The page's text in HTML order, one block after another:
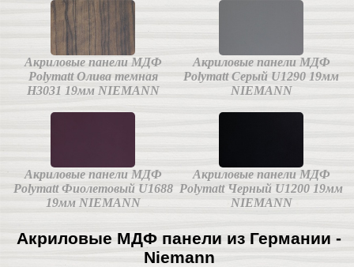
Акриловые панели МДФ
Polymatt Олива темная
Н3031 19мм NIEMANN
Акриловые панели МДФ
Polymatt Серый U1290 19мм
NIEMANN
Акриловые панели МДФ
Polymatt Фиолетовый U1688
19мм NIEMANN
Акриловые панели МДФ
Polymatt Черный U1200 19мм
NIEMANN
Акриловые МДФ панели из Германии -
Niemann